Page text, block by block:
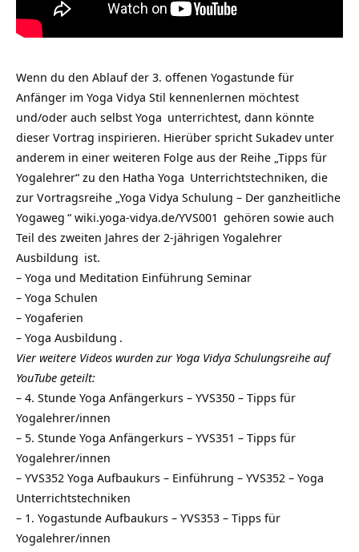
Wenn du den Ablauf der 3. offenen Yogastunde für
Anfänger im Yoga Vidya Stil kennenlernen möchtest
und/oder auch selbst Yoga unterrichtest, dann könnte
dieser Vortrag inspirieren. Hierüber spricht Sukadev unter
anderem in einer weiteren Folge aus der Reihe „Tipps für
Yogalehrer“ zu den Hatha Yoga Unterrichtstechniken, die
zur Vortragsreihe „Yoga Vidya Schulung – Der ganzheitliche
Yogaweg “ wiki.yoga-vidya.de/YVS001 gehören sowie auch
Teil des zweiten Jahres der 2-jährigen Yogalehrer
Ausbildung ist.
– Yoga und Meditation Einführung Seminar
– Yoga Schulen
– Yogaferien
– Yoga Ausbildung .
Vier weitere Videos wurden zur Yoga Vidya Schulungsreihe auf
YouTube geteilt:
– 4. Stunde Yoga Anfängerkurs – YVS350 – Tipps für
Yogalehrer/innen
– 5. Stunde Yoga Anfängerkurs – YVS351 – Tipps für
Yogalehrer/innen
– YVS352 Yoga Aufbaukurs – Einführung – YVS352 – Yoga
Unterrichtstechniken
– 1. Yogastunde Aufbaukurs – YVS353 – Tipps für
Yogalehrer/innen